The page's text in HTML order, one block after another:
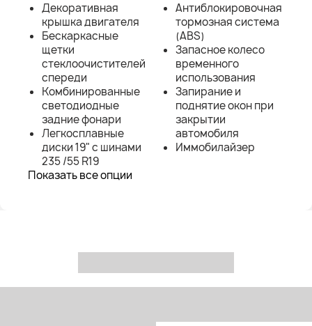
Декоративная
крышка двигателя
Бескаркасные
щетки
стеклоочистителей
спереди
Комбинированные
светодиодные
задние фонари
Легкосплавные
диски 19" с шинами
235 /55 R19
Антиблокировочная
тормозная система
(ABS)
Запасное колесо
временного
использования
Запирание и
поднятие окон при
закрытии
автомобиля
Иммобилайзер
Показать все опции